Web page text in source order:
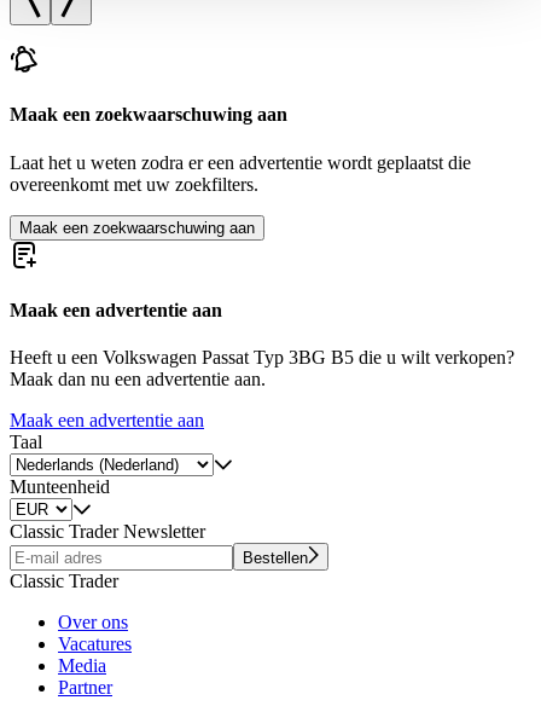
gesammelt haben.
Maak een zoekwaarschuwing aan
Laat het u weten zodra er een advertentie wordt geplaatst die
overeenkomt met uw zoekfilters.
Maak een zoekwaarschuwing aan
Maak een advertentie aan
Heeft u een Volkswagen Passat Typ 3BG B5 die u wilt verkopen?
Maak dan nu een advertentie aan.
Maak een advertentie aan
Taal
Munteenheid
Classic Trader Newsletter
Bestellen
Classic Trader
Over ons
Vacatures
Media
Partner